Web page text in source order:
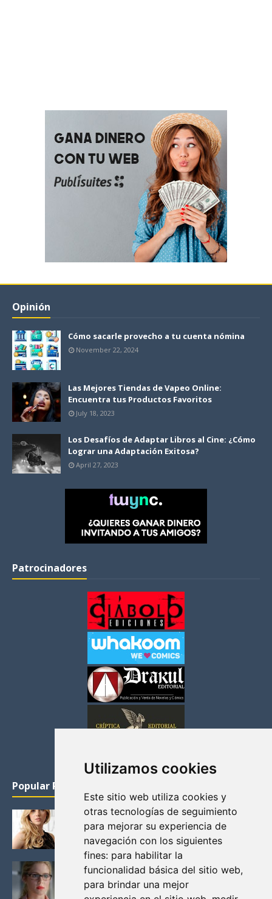
Utilizamos cookies
Este sitio web utiliza cookies y
otras tecnologías de seguimiento
para mejorar su experiencia de
navegación con los siguientes
fines: para habilitar la
funcionalidad básica del sitio web,
para brindar una mejor
Opinión
Cómo sacarle provecho a tu cuenta nómina
November 22, 2024
Las Mejores Tiendas de Vapeo Online:
Encuentra tus Productos Favoritos
July 18, 2023
Los Desafíos de Adaptar Libros al Cine: ¿Cómo
Lograr una Adaptación Exitosa?
April 27, 2023
Patrocinadores
Popular Posts
KATHERYN WINNICK: LA ACTRIZ MAS GUAPA DE
VIKINGOS
Junio 14, 2013
FELICITY (EMILY BETT RICKARDS), LAS FOTOS
MAS BONITAS DE LA ALIADA DE ARROW
Noviembre 30, 2013